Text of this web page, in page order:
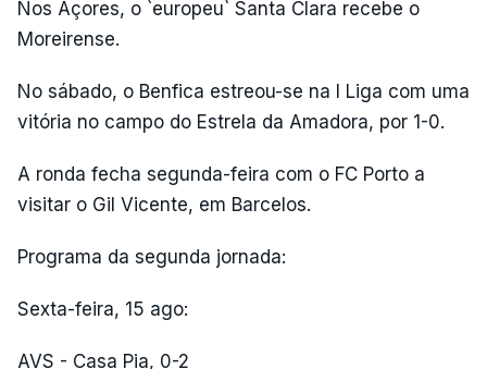
Nos Açores, o `europeu` Santa Clara recebe o
Moreirense.
No sábado, o Benfica estreou-se na I Liga com uma
vitória no campo do Estrela da Amadora, por 1-0.
A ronda fecha segunda-feira com o FC Porto a
visitar o Gil Vicente, em Barcelos.
Programa da segunda jornada:
Sexta-feira, 15 ago:
AVS - Casa Pia, 0-2